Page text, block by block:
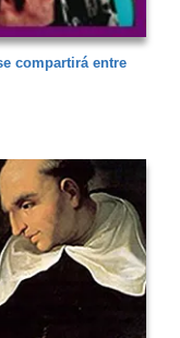
compartirá entre